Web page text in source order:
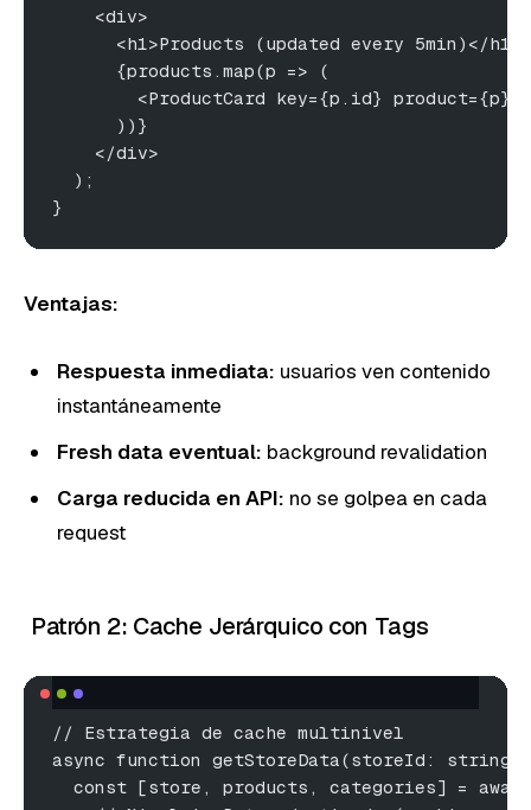
    <div>
      <h1>Products (updated every 5min)</h1>
      {products.map(p => (
<ProductCard key={p.id} product={p}
      ))}
    </div>
  );
}
Ventajas:
Respuesta inmediata: usuarios ven contenido
instantáneamente
Fresh data eventual: background revalidation
Carga reducida en API: no se golpea en cada
request
Patrón 2: Cache Jerárquico con Tags
// Estrategia de cache multinivel
async function getStoreData(storeId:
const [store, products, categories] =